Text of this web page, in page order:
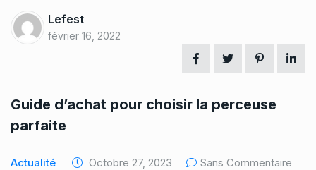
Lefest
février 16, 2022
Guide d’achat pour choisir la perceuse
parfaite
Actualité Octobre 27, 2023
Sans Commentaire